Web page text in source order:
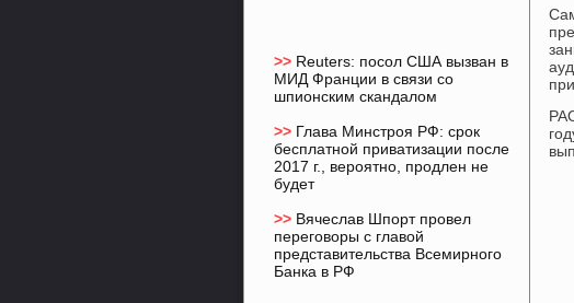
>> Reuters: посол США вызван в
МИД Франции в связи со
шпионским скандалом
>> Глава Минстроя РФ: срок
бесплатной приватизации после
2017 г., вероятно, продлен не
будет
>> Вячеслав Шпорт провел
переговоры с главой
представительства Всемирного
Банка в РФ